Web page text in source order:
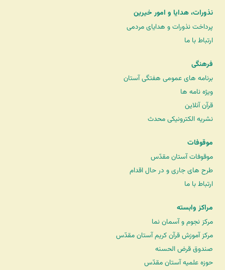
نذورات، هدایا و امور خیرین
پرداخت نذورات و هدایای مردمی
ارتباط با ما
فرهنگی
برنامه های عمومی هفتگی آستان
ویژه نامه ها
قرآن آنلاین
نشریه الکترونیکی محدث
موقوفات
موقوفات آستان مقدّس
طرح های جاری و در حال اقدام
ارتباط با ما
مراکز وابسته
مرکز نجوم و آسمان نما
مرکز آموزش قرآن کریم آستان مقدّس
صندوق قرض الحسنه
حوزه علمیه آستان مقدّس